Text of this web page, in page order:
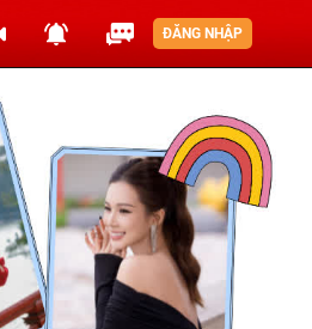
ĐĂNG NHẬP